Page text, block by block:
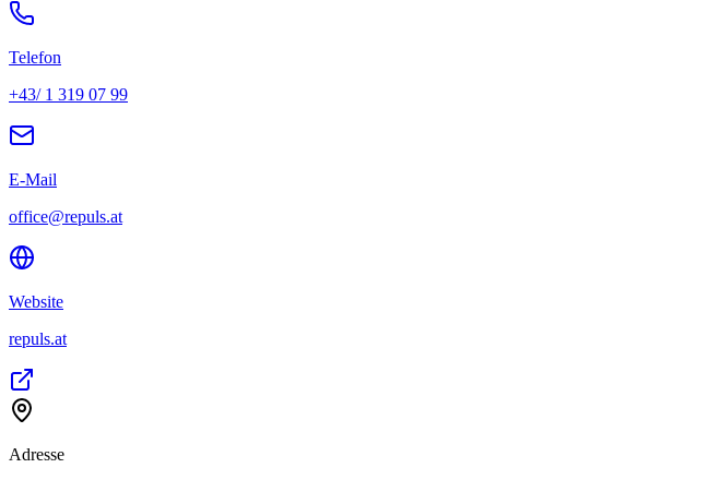
Telefon
+43/ 1 319 07 99
E-Mail
office@repuls.at
Website
repuls.at
Adresse